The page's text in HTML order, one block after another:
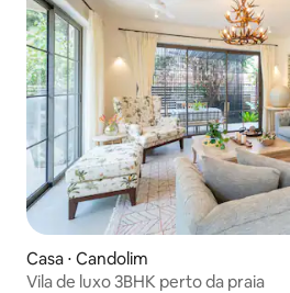
Casa ⋅ Candolim
Vila de luxo 3BHK perto da praia